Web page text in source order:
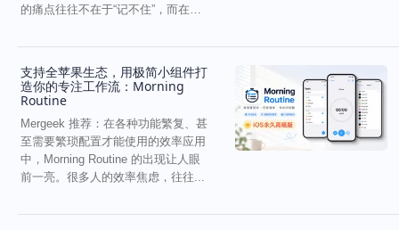
的痛点往往不在于“记不住”，而在
支持全苹果生态，用极简小组件打
造你的专注工作流：Morning
Routine
Mergeek 推荐：在各种功能繁复、甚
至需要繁琐配置才能使用的效率应用
中，Morning Routine 的出现让人眼
前一亮。很多人的效率焦虑，往往...